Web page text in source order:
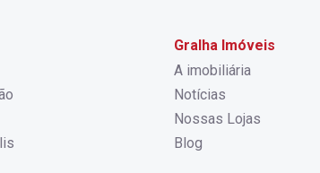
Gralha Imóveis
A imobiliária
Notícias
Nossas Lojas
Blog